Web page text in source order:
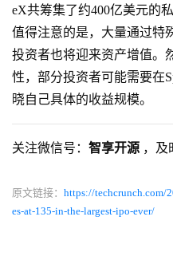
eX共筹集了约400亿美元的私
值得注意的是，大量通过特
投资者也将迎来资产增值。
性，部分投资者可能需要在
晓自己具体的收益规模。
关注微信号： 智享开源 ，及
原文链接： https://techcrunch.com/
es-at-135-in-the-largest-ipo-ever/